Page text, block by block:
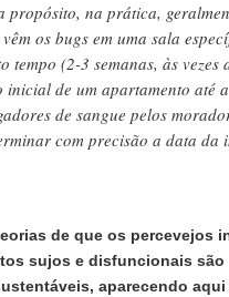
propósito, na prática,
os bugs em uma sala
tempo (2-3 semanas, às vezes
inicial de um apartamento até a
de sangue pelos
com precisão a data da
de que os percevejos
sujos e disfuncionais são
aparecendo aqui